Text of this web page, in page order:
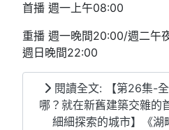
首播 週一上午08:00
重播 週一晚間20:00/週二午
週日晚間22:00
閱讀全文: 【第26集-
哪？就在新舊建築交雜的
細細探索的城市】《